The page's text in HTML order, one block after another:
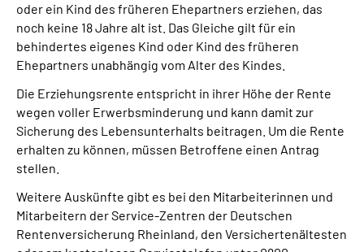
Mein Kundenportal
oder ein Kind des früheren Ehepartners erziehen, das
noch keine 18 Jahre alt ist. Das Gleiche gilt für ein
behindertes eigenes Kind oder Kind des früheren
Ehepartners unabhängig vom Alter des Kindes.
Die Erziehungsrente entspricht in ihrer Höhe der Rente
wegen voller Erwerbsminderung und kann damit zur
Sicherung des Lebensunterhalts beitragen. Um die Rente
erhalten zu können, müssen Betroffene einen Antrag
stellen.
Weitere Auskünfte gibt es bei den Mitarbeiterinnen und
Mitarbeitern der Service-Zentren der Deutschen
Rentenversicherung Rheinland, den Versichertenältesten